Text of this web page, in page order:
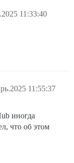
11:33:40
11:55:37
иногда
что об этом